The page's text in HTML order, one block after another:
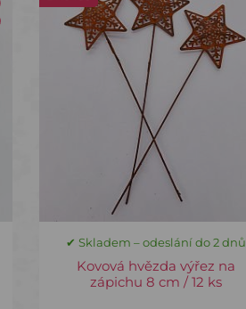
✔ Skladem – odeslání do 2 dnů
Kovová hvězda výřez na
zápichu 8 cm / 12 ks